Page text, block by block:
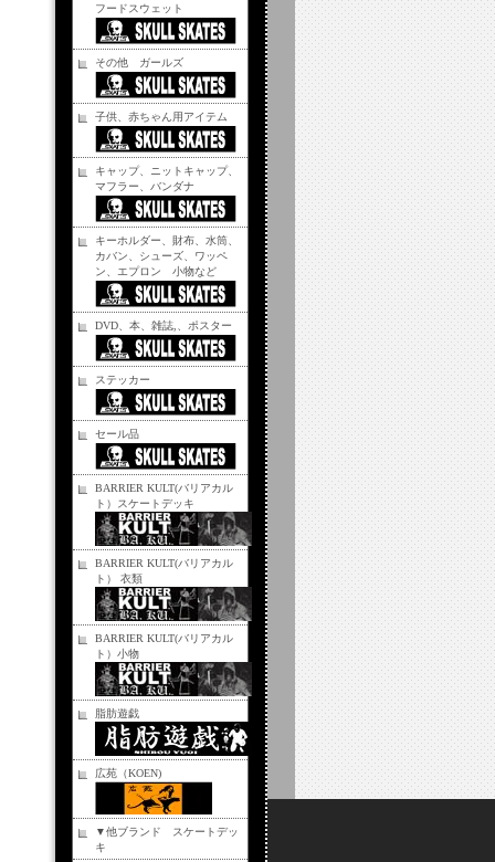
フードスウェット
その他 ガールズ
子供、赤ちゃん用アイテム
キャップ、ニットキャップ、
マフラー、バンダナ
キーホルダー、財布、水筒、
カバン、シューズ、ワッペ
ン、エプロン 小物など
DVD、本、雑誌,、ポスター
ステッカー
セール品
BARRIER KULT(バリアカル
ト）スケートデッキ
BARRIER KULT(バリアカル
ト） 衣類
BARRIER KULT(バリアカル
ト）小物
脂肪遊戯
広苑（KOEN)
▼他ブランド スケートデッ
キ